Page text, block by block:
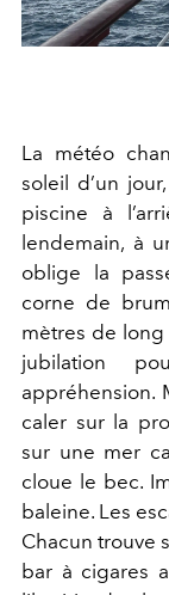
La météo
soleil d’un
piscine à
lendemain, à
oblige la
corne de
mètres de
jubilation
appréhension.
caler sur la
sur une mer
cloue le bec.
baleine. Les
Chacun trouve
bar à cigares